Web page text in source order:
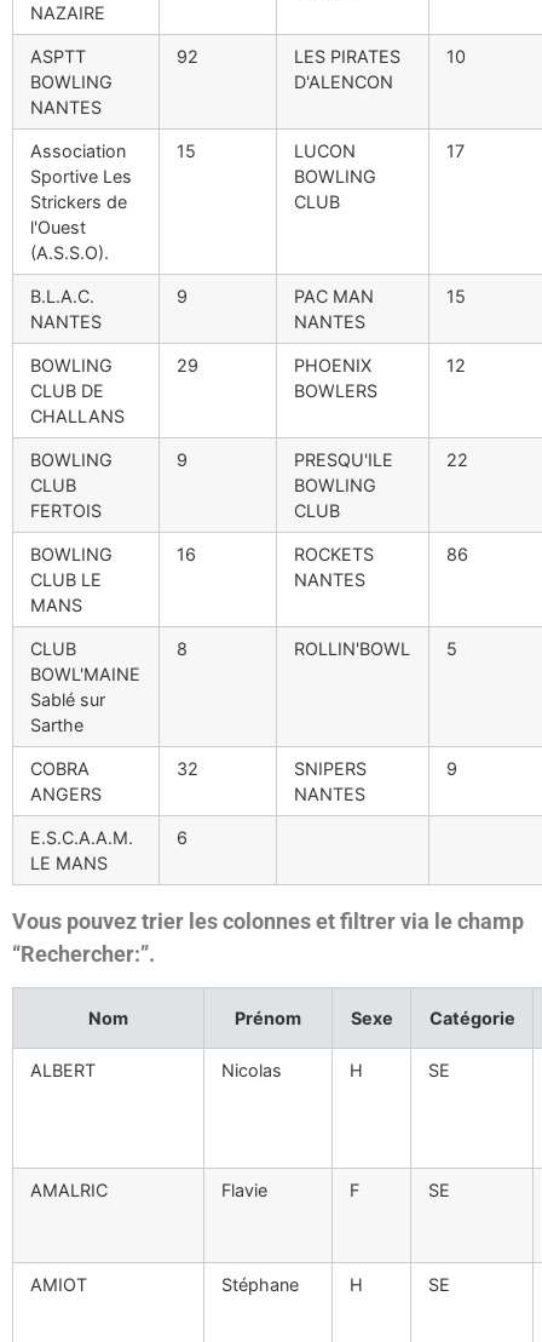
NAZAIRE
ASPTT
BOWLING
NANTES
92
LES PIRATES
D'ALENCON
10
Association
Sportive Les
Strickers de
l'Ouest
(A.S.S.O).
15
LUCON
BOWLING
CLUB
17
B.L.A.C.
NANTES
9
PAC MAN
NANTES
15
BOWLING
CLUB DE
CHALLANS
29
PHOENIX
BOWLERS
12
BOWLING
CLUB
FERTOIS
9
PRESQU'ILE
BOWLING
CLUB
22
BOWLING
CLUB LE
MANS
16
ROCKETS
NANTES
86
CLUB
BOWL'MAINE
Sablé sur
Sarthe
8 ROLLIN'BOWL 5
COBRA
ANGERS
32
SNIPERS
NANTES
9
E.S.C.A.A.M.
LE MANS
6
Vous pouvez trier les colonnes et filtrer via le champ
“Rechercher:”.
Nom Prénom Sexe Catégorie
ALBERT Nicolas H SE
AMALRIC Flavie F SE
AMIOT Stéphane H SE